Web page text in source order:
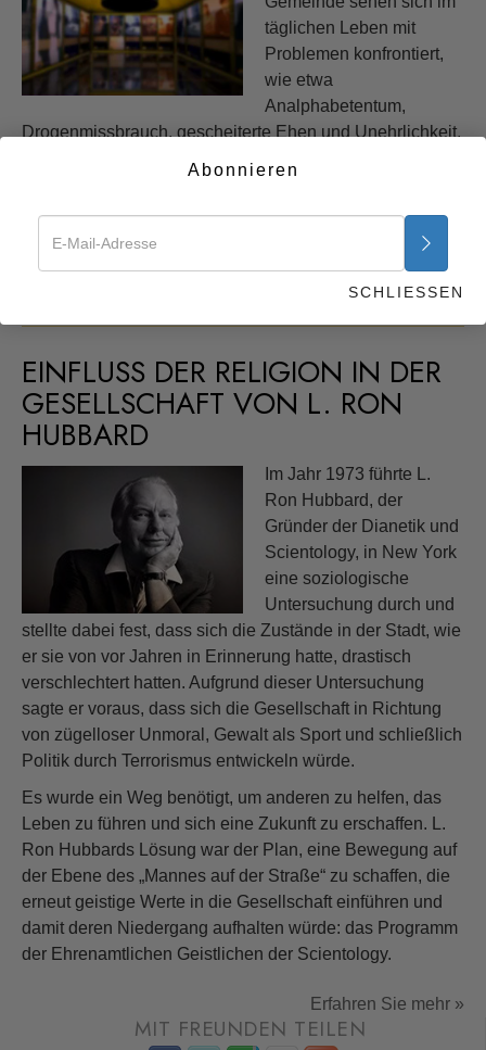
täglichen Leben mit
Problemen konfrontiert,
wie etwa
Analphabetentum,
Drogenmissbrauch, gescheiterte Ehen und Unehrlichkeit.
Lösungen, die funktionieren. Sie sind bei einem
EINFLUSS DER RELIGION IN DER
GESELLSCHAFT VON L. RON
HUBBARD
Im Jahr 1973 führte L.
Ron Hubbard, der
Gründer der Dianetik und
Scientology, in New York
eine soziologische
Untersuchung durch und
stellte dabei fest, dass sich die Zustände in der Stadt, wie
er sie von vor Jahren in Erinnerung hatte, drastisch
verschlechtert hatten. Aufgrund dieser Untersuchung
sagte er voraus, dass sich die Gesellschaft in Richtung
von zügelloser Unmoral, Gewalt als Sport und schließlich
Politik durch Terrorismus entwickeln würde.
Es wurde ein Weg benötigt, um anderen zu helfen, das
Leben zu führen und sich eine Zukunft zu erschaffen. L.
Ron Hubbards Lösung war der Plan, eine Bewegung auf
der Ebene des „Mannes auf der Straße“ zu schaffen, die
erneut geistige Werte in die Gesellschaft einführen und
damit deren Niedergang aufhalten würde: das Programm
der Ehrenamtlichen Geistlichen der Scientology.
Erfahren Sie mehr »
MIT FREUNDEN TEILEN
Abonnieren
SCHLIESSEN